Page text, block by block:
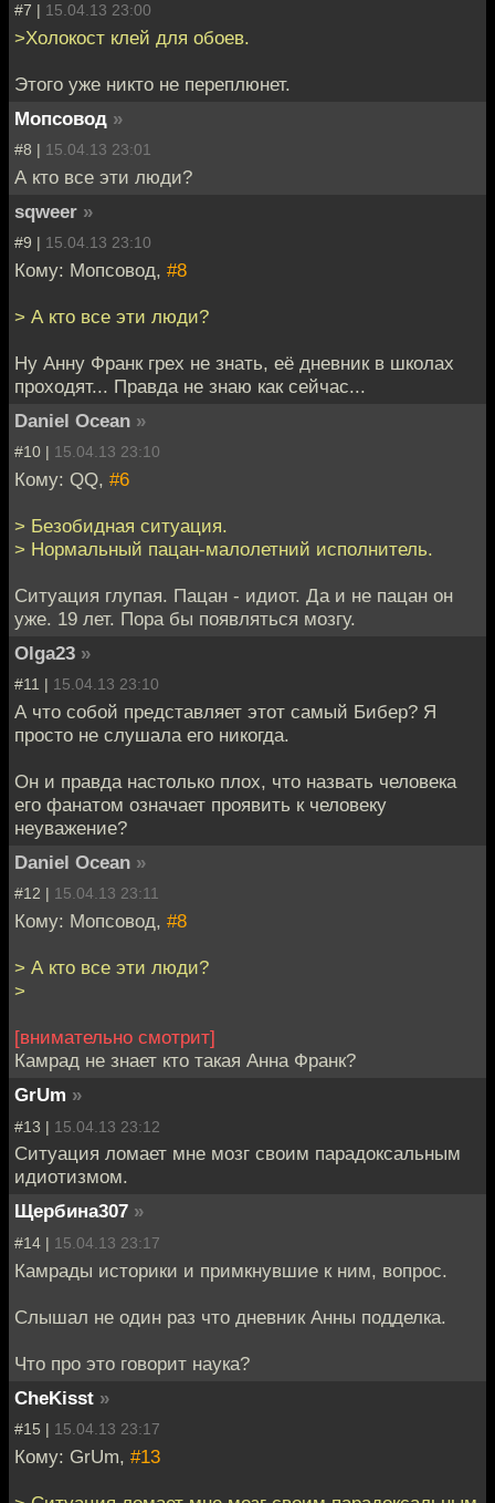
#7 | 15.04.13 23:00
>Холокост клей для обоев.
Этого уже никто не переплюнет.
Мопсовод »
#8 | 15.04.13 23:01
А кто все эти люди?
sqweer »
#9 | 15.04.13 23:10
Кому: Мопсовод, #8
> А кто все эти люди?
Ну Анну Франк грех не знать, её дневник в школах
проходят... Правда не знаю как сейчас...
Daniel Ocean »
#10 | 15.04.13 23:10
Кому: QQ, #6
> Безобидная ситуация.
> Нормальный пацан-малолетний исполнитель.
Ситуация глупая. Пацан - идиот. Да и не пацан он
уже. 19 лет. Пора бы появляться мозгу.
Olga23 »
#11 | 15.04.13 23:10
А что собой представляет этот самый Бибер? Я
просто не слушалa его никогда.
Он и правда настолько плох, что назвать человека
его фанатом означает проявить к человеку
неуважение?
Daniel Ocean »
#12 | 15.04.13 23:11
Кому: Мопсовод, #8
> А кто все эти люди?
>
[внимательно смотрит]
Камрад не знает кто такая Анна Франк?
GrUm »
#13 | 15.04.13 23:12
Ситуация ломает мне мозг своим парадоксальным
идиотизмом.
Щербина307 »
#14 | 15.04.13 23:17
Камрады историки и примкнувшие к ним, вопрос.
Слышал не один раз что дневник Анны подделка.
Что про это говорит наука?
CheKisst »
#15 | 15.04.13 23:17
Кому: GrUm, #13